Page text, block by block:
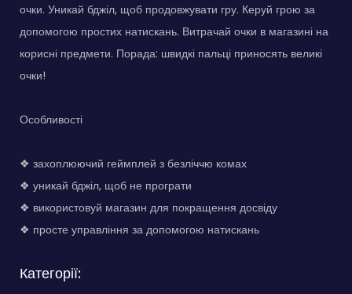
очки. Уникай бджіл, щоб продовжувати гру. Керуй грою за
допомогою простих натискань. Витрачай очки в магазині на
корисні предмети. Порада: швидкі пальці приносять великі
очки!
Особливості
❖ захоплюючий геймплей з безліччю комах
❖ уникай бджіл, щоб не програти
❖ використовуй магазин для покращення досвіду
❖ просте управління за допомогою натискань
Категорії: